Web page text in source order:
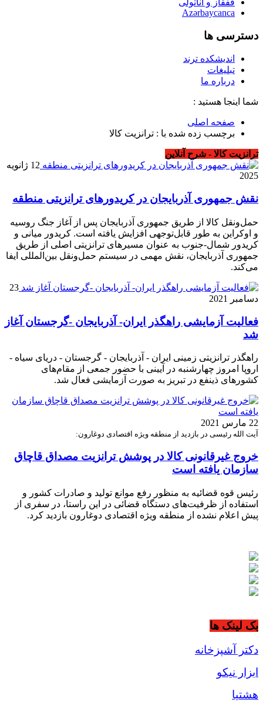
قفقاز و آناتولی
Azərbaycanca
دسترسی ها
اندیشکده ترند
تبلیغات
درباره ما
شما اینجا هستید :
صفحه اصلی
برچسب زده شده با : ترانزیت کالا
ترانزیت کالا - شرح آنلاین
12 ژانویه
2025
نقش جمهوری آذربایجان در کریدورهای ترانزیتی منطقه
حمل‌ونقل کالا از طریق جمهوری آذربایجان پس از آغاز جنگ روسیه
و اوکراین به طور قابل‌توجهی افزایش یافته است. کریدور میانی و
کریدور شمال-جنوب به عنوان مسیرهای ترانزیتی اصلی از طریق
جمهوری آذربایجان، نقش مهمی در سیستم حمل‌ونقل بین‌المللی ایفا
می‌کند.
23
دسامبر 2021
فعالیت آزمایشی راهگذر ایران- آذربایجان -گرجستان آغاز
شد
راهگذر ترانزیتی زمینی ایران - آذربایجان - گرجستان - دریای سیاه -
اروپا امروز چهارشنبه در آیینی با حضور جمعی از مقام‌های
کشورهای ذینفع در تبریز به صورت آزمایشی فعال‌ شد.
22 مارس 2021
آیت الله رئیسی در بازدید از منطقه ویژه اقتصادی دوغارون:
خروج غیرقانونی کالا در پوشش ترانزیت مصداق قاچاق
سازمان یافته است
رئیس قوه قضائیه به منظور رفع موانع تولید و صادرات کشور و
استفاده از ظرفیت‌های دستگاه قضائی در این راستا، در سفری از
پیش اعلام نشده از منطقه ویژه اقتصادی دوغارون بازدید کرد.
بک لینک ها
دکتر آشپزخانه
ابزار نیکو
هشتیا